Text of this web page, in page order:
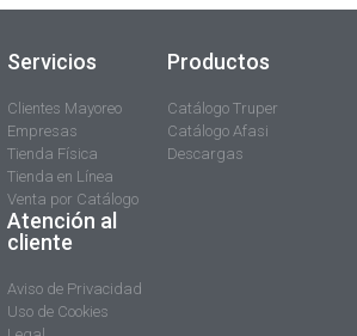
Servicios
Clientes Mayoreo
Empresas
Tienda Física
Tienda en Línea
Venta por Catálogo
Productos
Catálogo Truper
Catálogo Afasi
Descargas
Atención al
cliente
Aviso de Privacidad
Uso de Cookies